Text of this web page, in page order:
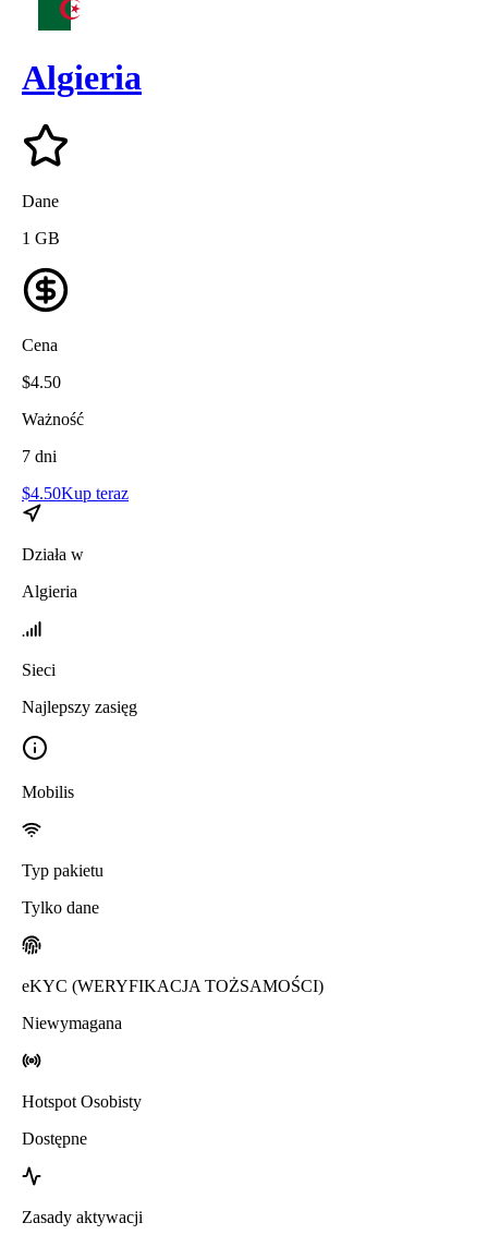
Algieria
Dane
1 GB
Cena
$4.50
Ważność
7 dni
$4.50Kup teraz
Działa w
Algieria
Sieci
Najlepszy zasięg
Mobilis
Typ pakietu
Tylko dane
eKYC (WERYFIKACJA TOŻSAMOŚCI)
Niewymagana
Hotspot Osobisty
Dostępne
Zasady aktywacji